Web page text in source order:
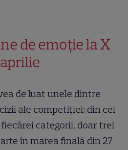
de emoție la X
de luat unele dintre
ale competiției: din cei
categorii, doar trei
în marea finală din 27